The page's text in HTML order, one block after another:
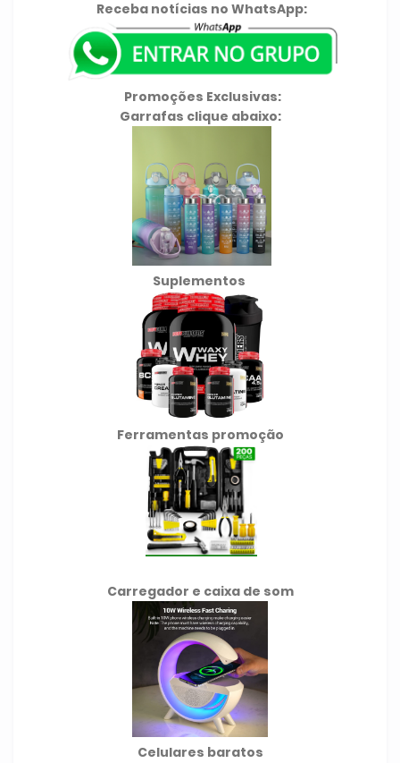
Receba notícias no WhatsApp:
Promoções Exclusivas:
Garrafas clique abaixo:
Suplementos
Ferramentas promoção
Carregador e caixa de som
Celulares baratos